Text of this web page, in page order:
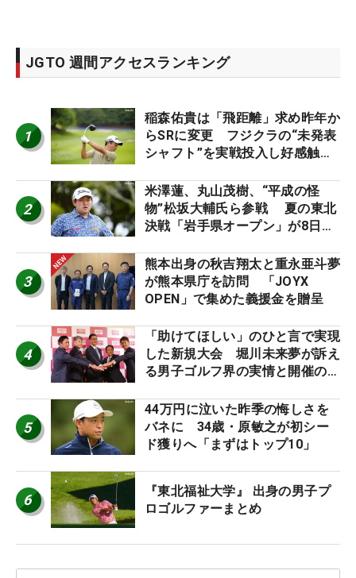
JGTO 週間アクセスランキング
1
稲森佑貴は「飛距離」求め昨年か
らSRに変更 フジクラの“未発表
シャフト”を実戦投入し好感触
ーのヒトネタ！】
2
米澤蓮、丸山茂樹、“平成の怪
物”松坂大輔氏ら参戦 夏の東北
決戦「岩手県オープン」が8日開
3
熊本出身の秋吉翔太と重永亜斗夢
が熊本県庁を訪問 「JOYX
OPEN」で集めた義援金を贈呈
4
「助けてほしい」のひと言で実現
した新規大会 堀川未来夢が訴え
る男子ゴルフ界の実情と開催の舞
5
44万円に泣いた昨季の悔しさを
バネに 34歳・原敏之が初シー
ド獲りへ「まずはトップ10」
6
『東北福祉大学』 出身の男子プ
ロゴルファーまとめ